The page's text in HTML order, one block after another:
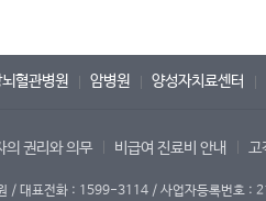
혈관병원 암병원 양성자치료센터
의 권리와 의무 비급여 진료비 안내 고
/ 대표전화 : 1599-3114 / 사업자등록번호